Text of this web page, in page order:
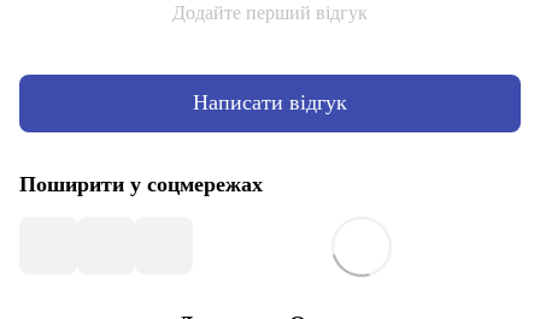
Додайте перший відгук
Написати відгук
Поширити у соцмережах